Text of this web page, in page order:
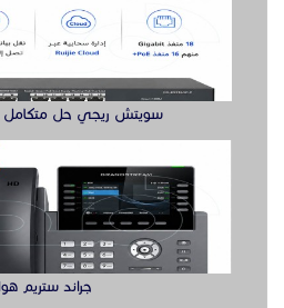
سويتش ريجي حل متكامل
جراند ستريم